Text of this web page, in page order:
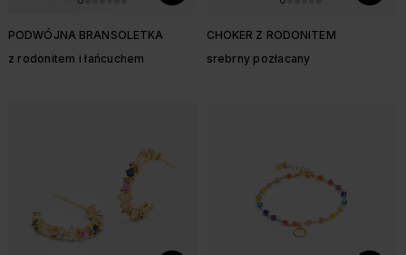
PODWÓJNA BRANSOLETKA
z rodonitem i łańcuchem
CHOKER Z RODONITEM
srebrny pozłacany